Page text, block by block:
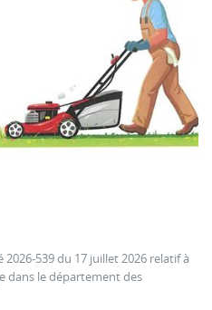
539 du 17 juillet 2026 relatif à
dans le département des